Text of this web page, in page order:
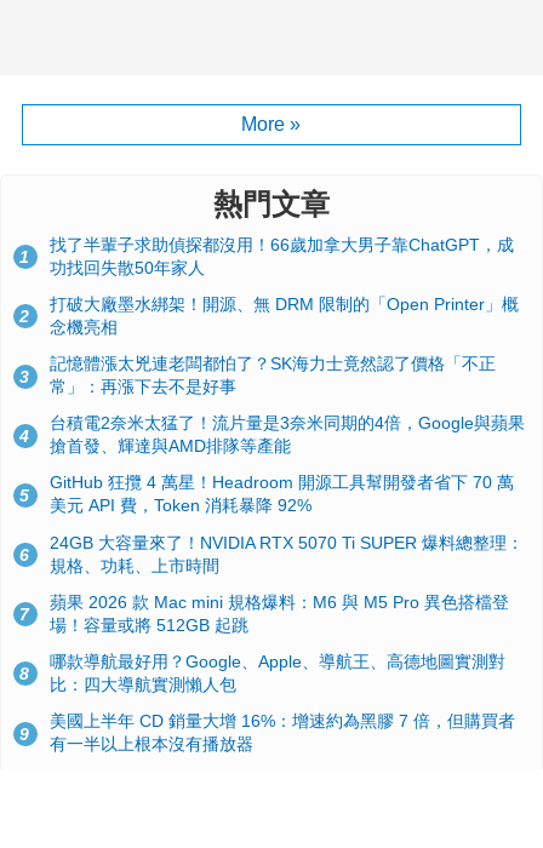
More »
熱門文章
1
找了半輩子求助偵探都沒用！66歲加拿大男子靠ChatGPT，成
功找回失散50年家人
2
打破大廠墨水綁架！開源、無 DRM 限制的「Open Printer」概
念機亮相
3
記憶體漲太兇連老闆都怕了？SK海力士竟然認了價格「不正
常」：再漲下去不是好事
4
台積電2奈米太猛了！流片量是3奈米同期的4倍，Google與蘋果
搶首發、輝達與AMD排隊等產能
5
GitHub 狂攬 4 萬星！Headroom 開源工具幫開發者省下 70 萬
美元 API 費，Token 消耗暴降 92%
6
24GB 大容量來了！NVIDIA RTX 5070 Ti SUPER 爆料總整理：
規格、功耗、上市時間
7
蘋果 2026 款 Mac mini 規格爆料：M6 與 M5 Pro 異色搭檔登
場！容量或將 512GB 起跳
8
哪款導航最好用？Google、Apple、導航王、高德地圖實測對
比：四大導航實測懶人包
9
美國上半年 CD 銷量大增 16%：增速約為黑膠 7 倍，但購買者
有一半以上根本沒有播放器